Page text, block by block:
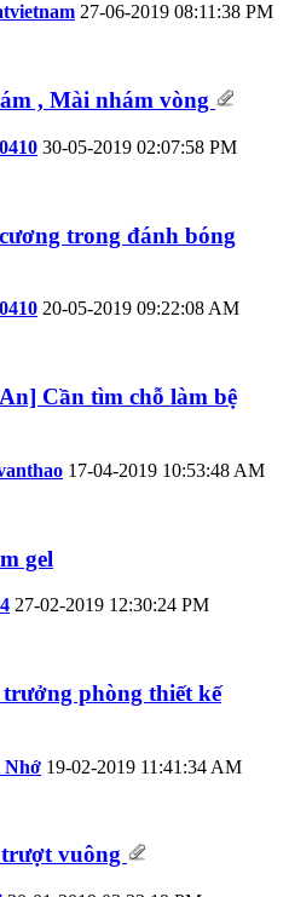
27-06-2019 08:11:38 PM
, Mài nhám vòng
30-05-2019 02:07:58 PM
trong đánh bóng
20-05-2019 09:22:08 AM
Cần tìm chỗ làm bệ
17-04-2019 10:53:48 AM
gel
27-02-2019 12:30:24 PM
phòng thiết kế
Nhớ 19-02-2019 11:41:34 AM
vuông